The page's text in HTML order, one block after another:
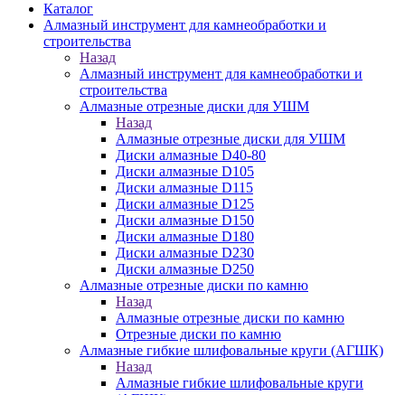
Каталог
Алмазный инструмент для камнеобработки и
строительства
Назад
Алмазный инструмент для камнеобработки и
строительства
Алмазные отрезные диски для УШМ
Назад
Алмазные отрезные диски для УШМ
Диски алмазные D40-80
Диски алмазные D105
Диски алмазные D115
Диски алмазные D125
Диски алмазные D150
Диски алмазные D180
Диски алмазные D230
Диски алмазные D250
Алмазные отрезные диски по камню
Назад
Алмазные отрезные диски по камню
Отрезные диски по камню
Алмазные гибкие шлифовальные круги (АГШК)
Назад
Алмазные гибкие шлифовальные круги